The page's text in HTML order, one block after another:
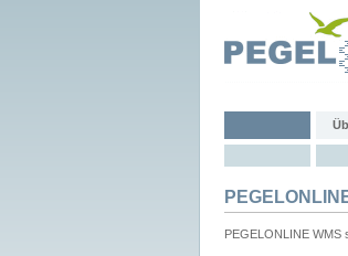
PEGELONLINE WMS